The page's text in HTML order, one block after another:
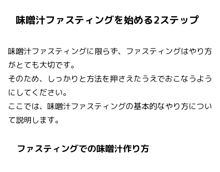
味噌汁ファスティングを始める2ステップ
味噌汁ファスティングに限らず、ファスティングはやり方
がとても大切です。
そのため、しっかりと方法を押さえたうえでおこなうよう
にしてください。
ここでは、味噌汁ファスティングの基本的なやり方につい
て説明します。
ファスティングでの味噌汁作り方